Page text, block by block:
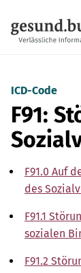
ICD-Code
F91:
F91.0 Auf
des
F91.1
sozialen
F91.2